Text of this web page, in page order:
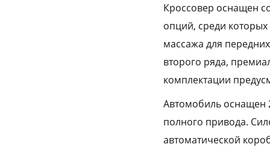
Кроссовер оснащен
опций, среди
массажа для
второго ряда,
комплектации
Автомобиль оснащен
полного привода.
автоматической